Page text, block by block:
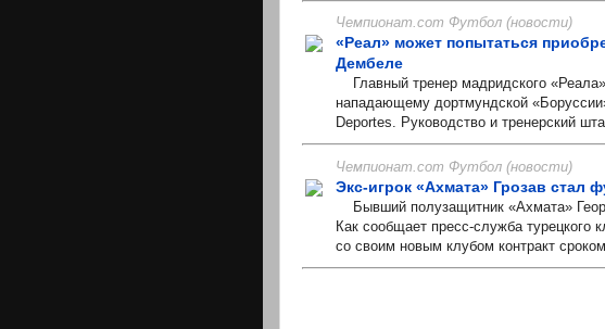
Чемпионат.com Футбол (новости)
«Реал» может попытаться
Дембеле
Главный тренер мадридского
нападающему дортмундской
Deportes. Руководство и тренерский
Чемпионат.com Футбол (новости)
Экс-игрок «Ахмата» Грозав стал
Бывший полузащитник «Ахмата»
Как сообщает пресс-служба турецкого
со своим новым клубом контракт сроком